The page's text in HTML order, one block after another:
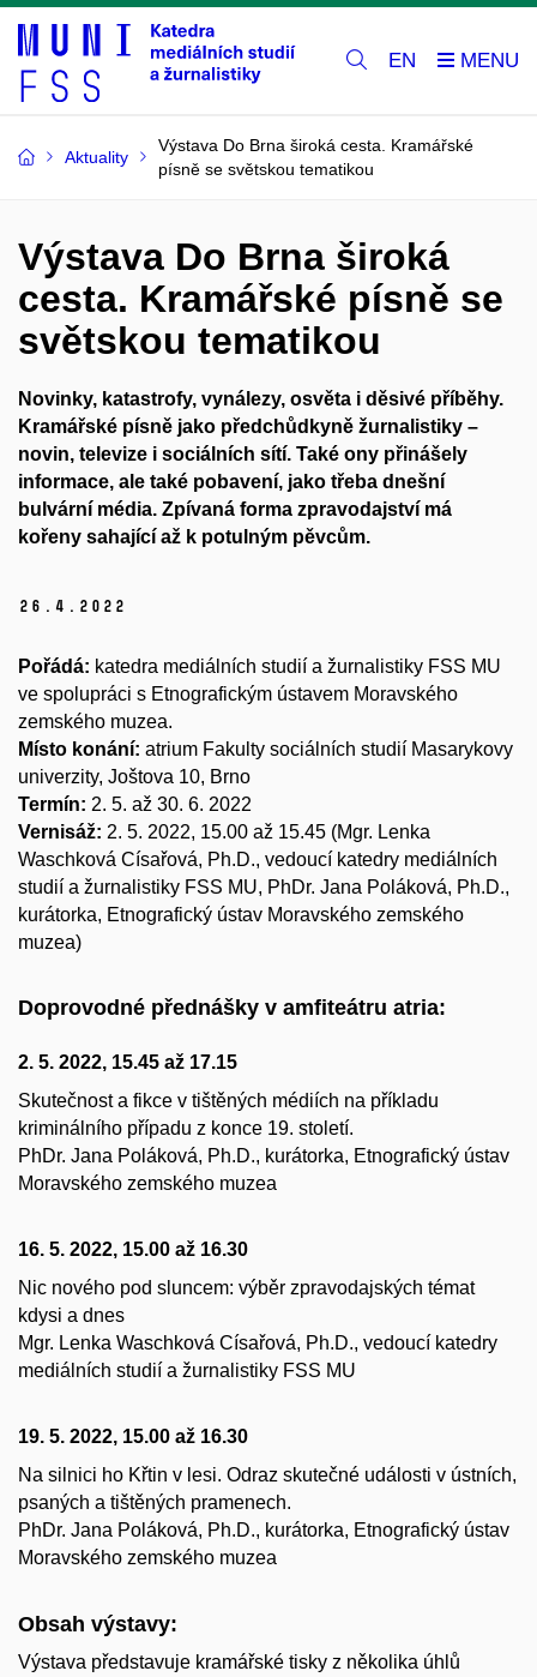
EN
Aktuality
Výstava Do Brna široká cesta. Kramářské
písně se světskou tematikou
Výstava Do Brna široká
cesta. Kramářské písně se
světskou tematikou
Novinky, katastrofy, vynálezy, osvěta i děsivé příběhy.
Kramářské písně jako předchůdkyně žurnalistiky –
novin, televize i sociálních sítí. Také ony přinášely
informace, ale také pobavení, jako třeba dnešní
bulvární média. Zpívaná forma zpravodajství má
kořeny sahající až k potulným pěvcům.
26. 4. 2022
Pořádá: katedra mediálních studií a žurnalistiky FSS MU
ve spolupráci s Etnografickým ústavem Moravského
zemského muzea.
Místo konání: atrium Fakulty sociálních studií Masarykovy
univerzity, Joštova 10, Brno
Termín: 2. 5. až 30. 6. 2022
Vernisáž: 2. 5. 2022, 15.00 až 15.45 (Mgr. Lenka
Waschková Císařová, Ph.D., vedoucí katedry mediálních
studií a žurnalistiky FSS MU, PhDr. Jana Poláková, Ph.D.,
kurátorka, Etnografický ústav Moravského zemského
muzea)
Doprovodné přednášky v amfiteátru atria:
2. 5. 2022, 15.45 až 17.15
Skutečnost a fikce v tištěných médiích na příkladu
kriminálního případu z konce 19. století.
PhDr. Jana Poláková, Ph.D., kurátorka, Etnografický ústav
Moravského zemského muzea
16. 5. 2022, 15.00 až 16.30
Nic nového pod sluncem: výběr zpravodajských témat
kdysi a dnes
Mgr. Lenka Waschková Císařová, Ph.D., vedoucí katedry
mediálních studií a žurnalistiky FSS MU
19. 5. 2022, 15.00 až 16.30
Na silnici ho Křtin v lesi. Odraz skutečné události v ústních,
psaných a tištěných pramenech.
PhDr. Jana Poláková, Ph.D., kurátorka, Etnografický ústav
Moravského zemského muzea
Obsah výstavy:
Výstava představuje kramářské tisky z několika úhlů